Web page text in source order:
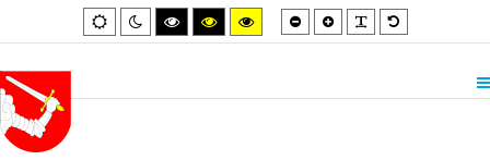
Default
mode
Night
mode
High
contrast
High
contrast
High
contrast
Smaller
font
Larger
font
Default
font